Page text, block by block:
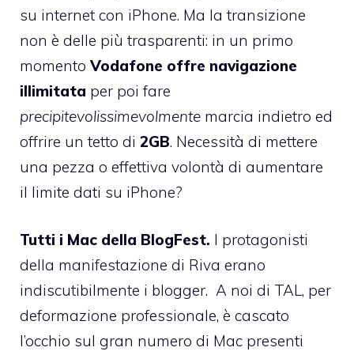
su internet con iPhone. Ma la transizione
non è delle più trasparenti: in un primo
momentoVodafone offre navigazione
illimitata per poi fare
precipitevolissimevolmente marcia indietro ed
offrire un tetto di 2GB. Necessità di mettere
una pezza o effettiva volontà di aumentare
il limite dati su iPhone?
Tutti i Mac della BlogFest. I protagonisti
della manifestazione di Riva erano
indiscutibilmente i blogger. A noi di TAL, per
deformazione professionale, è cascato
l’occhio sul gran numero di Mac presenti